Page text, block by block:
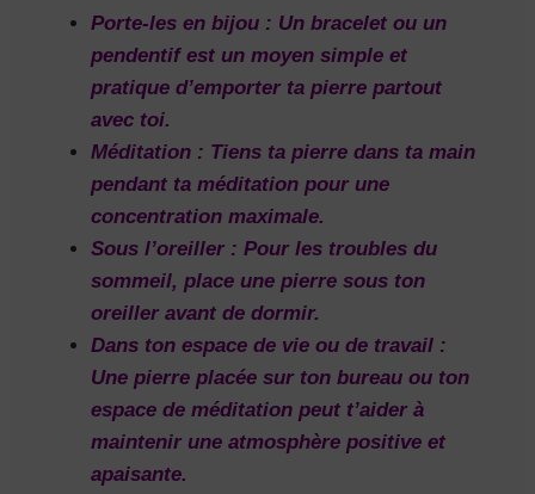
Porte-les en bijou : Un bracelet ou un
pendentif est un moyen simple et
pratique d’emporter ta pierre partout
avec toi.
Méditation : Tiens ta pierre dans ta main
pendant ta méditation pour une
concentration maximale.
Sous l’oreiller : Pour les troubles du
sommeil, place une pierre sous ton
oreiller avant de dormir.
Dans ton espace de vie ou de travail :
Une pierre placée sur ton bureau ou ton
espace de méditation peut t’aider à
maintenir une atmosphère positive et
apaisante.